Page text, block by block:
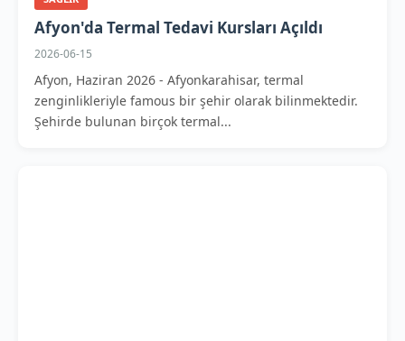
Afyon'da Termal Tedavi Kursları Açıldı
2026-06-15
Afyon, Haziran 2026 - Afyonkarahisar, termal
zenginlikleriyle famous bir şehir olarak bilinmektedir.
Şehirde bulunan birçok termal...